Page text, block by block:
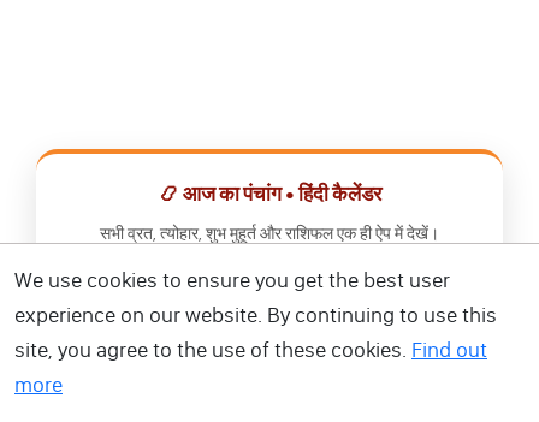
📿 आज का पंचांग • हिंदी कैलेंडर
सभी व्रत, त्योहार, शुभ मुहूर्त और राशिफल एक ही ऐप में देखें।
📅 हिंदी कैलेंडर ऐप डाउनलोड करें
We use cookies to ensure you get the best user
experience on our website. By continuing to use this
site, you agree to the use of these cookies. Find out
more